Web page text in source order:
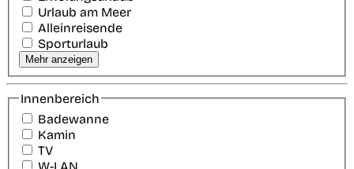
Urlaub am Meer
Alleinreisende
Sporturlaub
Mehr anzeigen
Innenbereich
Badewanne
Kamin
TV
W-LAN